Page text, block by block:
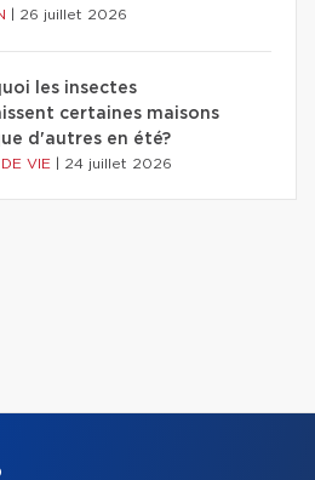
26 juillet 2026
les insectes
certaines maisons
d'autres en été?
VIE 24 juillet 2026